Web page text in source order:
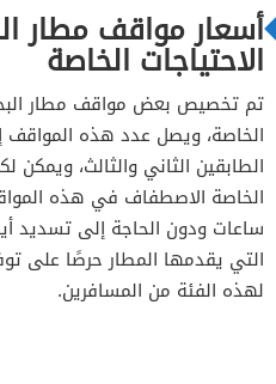
أسعار مواقف مطار
الاحتياجات الخاصة
تم تخصيص بعض مواقف مطار
الطابقين الثاني والثالث، ويمكن
ساعات ودون الحاجة إلى تسديد
التي يقدمها المطار حرصًا على
لهذه الفئة من المسافرين.